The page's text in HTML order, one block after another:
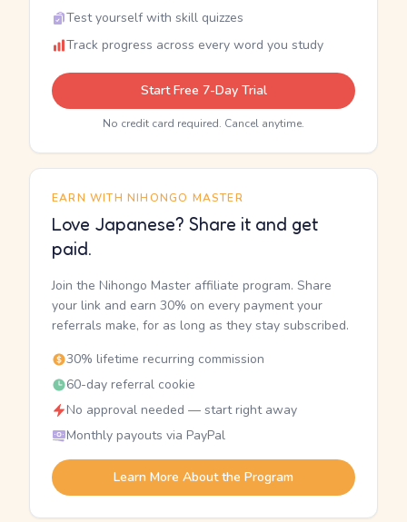
Test yourself with skill quizzes
Track progress across every word you study
Start Free 7-Day Trial
No credit card required. Cancel anytime.
EARN WITH NIHONGO MASTER
Love Japanese? Share it and get
paid.
Join the Nihongo Master affiliate program. Share
your link and earn 30% on every payment your
referrals make, for as long as they stay subscribed.
30% lifetime recurring commission
60-day referral cookie
No approval needed — start right away
Monthly payouts via PayPal
Learn More About the Program